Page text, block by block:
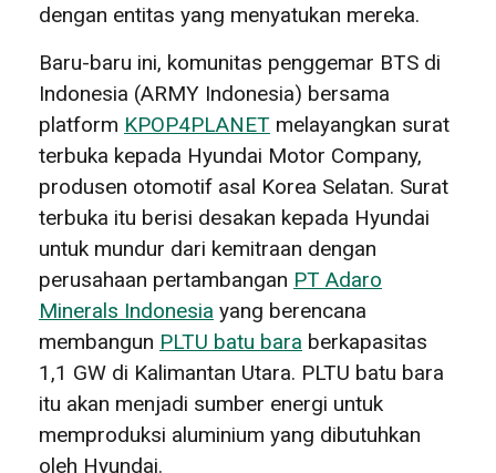
dengan entitas yang menyatukan mereka.
Baru-baru ini, komunitas penggemar BTS di
Indonesia (ARMY Indonesia) bersama
platform KPOP4PLANET melayangkan surat
terbuka kepada Hyundai Motor Company,
produsen otomotif asal Korea Selatan. Surat
terbuka itu berisi desakan kepada Hyundai
untuk mundur dari kemitraan dengan
perusahaan pertambangan PT Adaro
Minerals Indonesia yang berencana
membangun PLTU batu bara berkapasitas
1,1 GW di Kalimantan Utara. PLTU batu bara
itu akan menjadi sumber energi untuk
memproduksi aluminium yang dibutuhkan
oleh Hyundai.